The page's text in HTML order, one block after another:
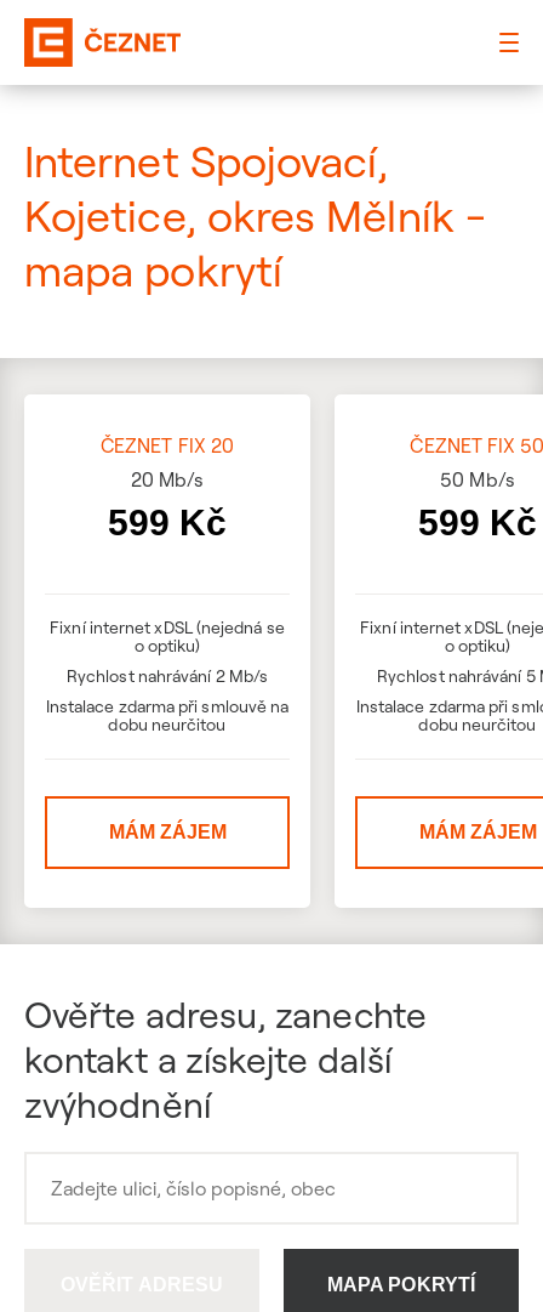
Internet Spojovací,
Kojetice, okres Mělník -
mapa pokrytí
ČEZNET FIX 20
20 Mb/s
599 Kč
Fixní internet xDSL (nejedná se
o optiku)
Rychlost nahrávání 2 Mb/s
Instalace zdarma při smlouvě na
dobu neurčitou
MÁM ZÁJEM
ČEZNET FIX
50 Mb/s
599 Kč
Fixní internet xDSL
o optiku)
Rychlost nahrávání 5
Instalace zdarma při
dobu neurčitou
MÁM ZÁJEM
Ověřte adresu, zanechte
kontakt a získejte další
zvýhodnění
MAPA POKRYTÍ
: Mapa pokrytí ulice